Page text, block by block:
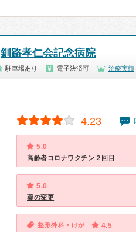
釧路孝仁会記念病院
駐車場あり 電子決済可 治療実績
4.23
5.0
高齢者コロナワクチン２回目
5.0
薬の変更
整形外科・けが 4.5